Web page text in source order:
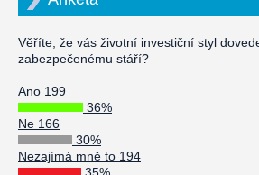
Věříte, že vás životní investiční styl
zabezpečenému stáří?
Ano 199
36%
Ne 166
30%
Nezajímá mně to 194